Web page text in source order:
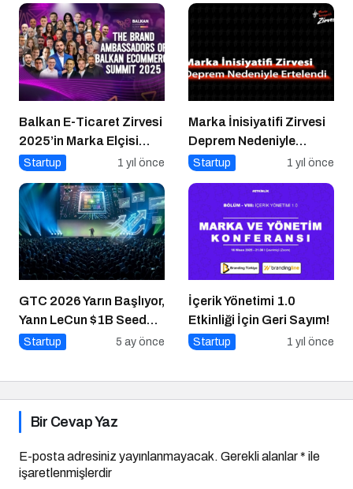
Balkan E-Ticaret Zirvesi
2025’in Marka Elçisi
Belli Oldu
Startup 1 yıl önce
Marka İnisiyatifi Zirvesi
Deprem Nedeniyle
Ertelendi
Startup 1 yıl önce
GTC 2026 Yarın Başlıyor,
Yann LeCun $1B Seed
Aldı: AI Fonlama
Startup 5 ay önce
İçerik Yönetimi 1.0
Etkinliği İçin Geri Sayım!
Startup 1 yıl önce
Bir Cevap Yaz
E-posta adresiniz yayınlanmayacak. Gerekli alanlar* ile
işaretlenmişlerdir